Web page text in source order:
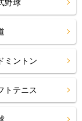
野球
ミントン
フトテニス